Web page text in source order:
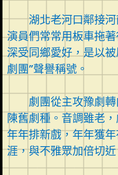
湖北老河口鄰接
演員們常常用板車拖
深受同鄉愛好，是以
劇團”聲譽稱號。
劇團從主攻豫劇
陳舊劇種。音調雖老
年年排新戲，年年獲
涯，與不雅眾加倍切